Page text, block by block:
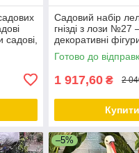
Садовий набір
гнізді з лози №27
декоративні
полістоуну для
подвір’я, гніздо 45
Готово до
1 917,60 ₴ 2
Купити
–5%